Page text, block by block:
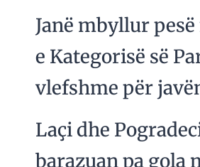
Janë mbyllur
e Kategorisë së
vlefshme për
Laçi dhe
barazuan pa gola